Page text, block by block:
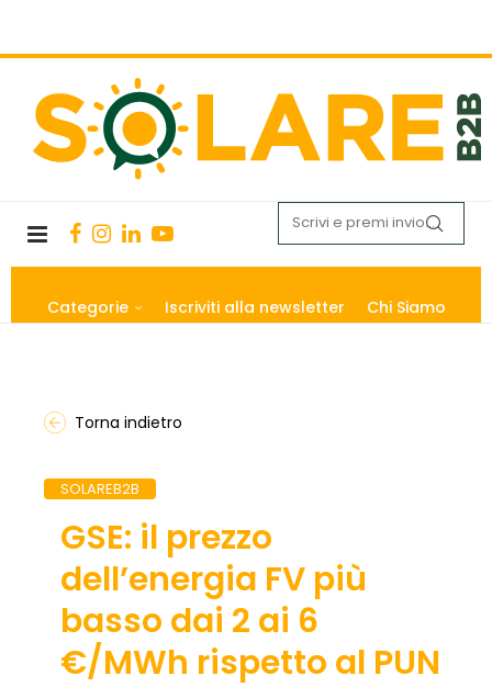
Categorie Iscriviti alla newsletter Chi Siamo
Torna indietro
SOLAREB2B
GSE: il prezzo
dell’energia FV più
basso dai 2 ai 6
€/MWh rispetto al PUN